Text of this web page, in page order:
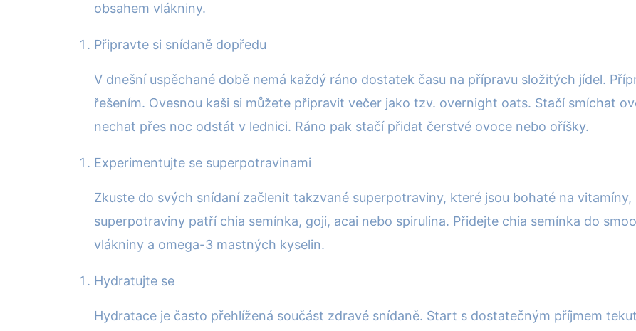
obsahem vlákniny.
Připravte si snídaně dopředu
V dnešní uspěchané době nemá každý ráno dostatek času na přípravu složitých jídel.
řešením. Ovesnou kaši si můžete připravit večer jako tzv. overnight oats. Stačí smíchat
nechat přes noc odstát v lednici. Ráno pak stačí přidat čerstvé ovoce nebo oříšky.
Experimentujte se superpotravinami
Zkuste do svých snídaní začlenit takzvané superpotraviny, které jsou bohaté na
superpotraviny patří chia semínka, goji, acai nebo spirulina. Přidejte chia semínka do
vlákniny a omega-3 mastných kyselin.
Hydratujte se
Hydratace je často přehlížená součást zdravé snídaně. Start s dostatečným příjmem